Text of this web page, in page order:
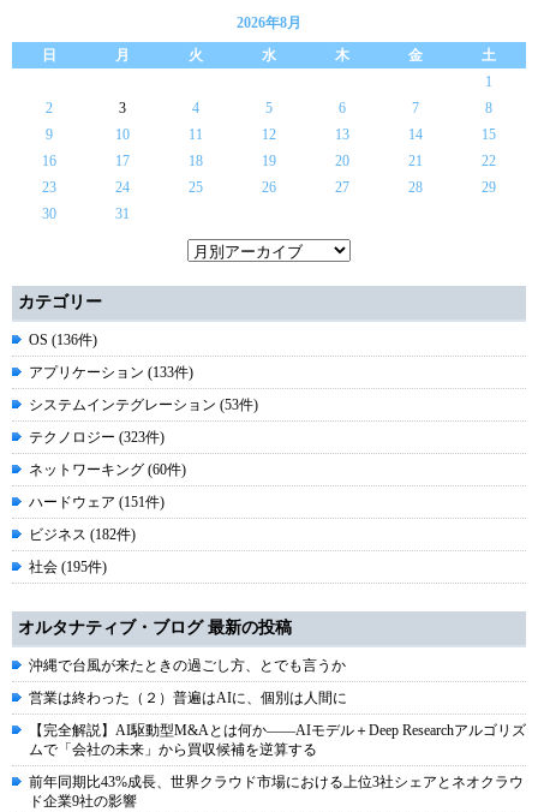
2026年8月
日
月 火 水 木 金
土
1
2
3 4 5 6 7
8
9
10 11 12 13 14
15
16
17 18 19 20 21
22
23
24 25 26 27 28
29
30
31
カテゴリー
OS (136件)
アプリケーション (133件)
システムインテグレーション (53件)
テクノロジー (323件)
ネットワーキング (60件)
ハードウェア (151件)
ビジネス (182件)
社会 (195件)
オルタナティブ・ブログ 最新の投稿
沖縄で台風が来たときの過ごし方、とでも言うか
営業は終わった（２）普遍はAIに、個別は人間に
【完全解説】AI駆動型M&Aとは何か――AIモデル＋Deep Researchアルゴリズ
ムで「会社の未来」から買収候補を逆算する
前年同期比43%成長、世界クラウド市場における上位3社シェアとネオクラウ
ド企業9社の影響